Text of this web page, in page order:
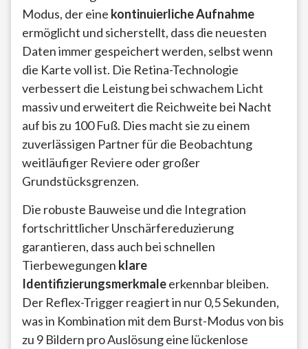
Modus, der eine kontinuierliche Aufnahme
ermöglicht und sicherstellt, dass die neuesten
Daten immer gespeichert werden, selbst wenn
die Karte voll ist. Die Retina-Technologie
verbessert die Leistung bei schwachem Licht
massiv und erweitert die Reichweite bei Nacht
auf bis zu 100 Fuß. Dies macht sie zu einem
zuverlässigen Partner für die Beobachtung
weitläufiger Reviere oder großer
Grundstücksgrenzen.
Die robuste Bauweise und die Integration
fortschrittlicher Unschärfereduzierung
garantieren, dass auch bei schnellen
Tierbewegungen klare
Identifizierungsmerkmaleerkennbar bleiben.
Der Reflex-Trigger reagiert in nur 0,5 Sekunden,
was in Kombination mit dem Burst-Modus von bis
zu 9 Bildern pro Auslösung eine lückenlose